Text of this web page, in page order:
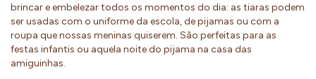
brincar e embelezar todos os momentos do dia: as tiaras podem
ser usadas com o uniforme da escola, de pijamas ou com a
roupa que nossas meninas quiserem. São perfeitas para as
festas infantis ou aquela noite do pijama na casa das
amiguinhas.